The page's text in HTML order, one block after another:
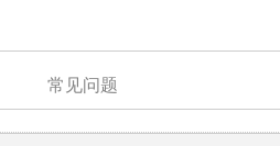
常见问题